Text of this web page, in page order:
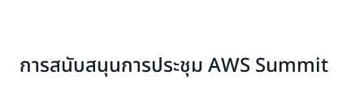
การสนับสนุนการประชุม AWS Summit